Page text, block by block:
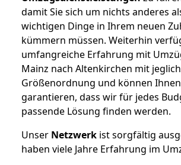
damit Sie sich um nichts anderes
wichtigen Dinge in Ihrem neuen
kümmern müssen. Weiterhin
umfangreiche Erfahrung mit
Mainz nach Altenkirchen mit
Größenordnung und können
garantieren, dass wir für jedes
passende Lösung finden werden.
Unser Netzwerk ist sorgfältig
haben viele Jahre Erfahrung im